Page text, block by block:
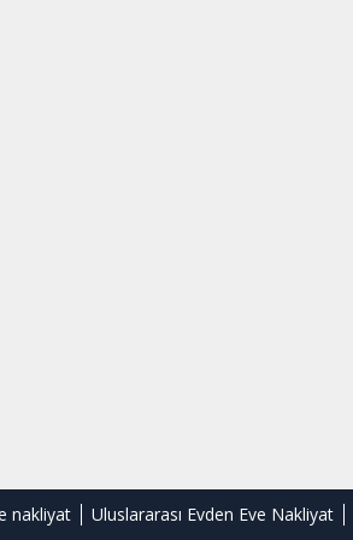
nakliyat Uluslararası Evden Eve Nakliyat